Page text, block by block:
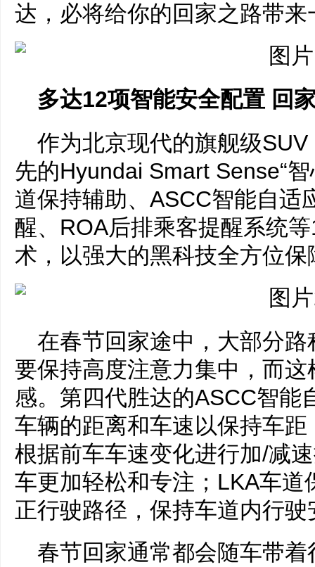
达，必将给你的回家之路带
多达12项智能安全配置 回
作为北京现代的旗舰级
先的Hyundai Smart Sense“
道保持辅助、ASCC智能自适
醒、ROA后排乘客提醒系统
术，以强大的黑科技全方位
在春节回家途中，大部分
要保持高度注意力集中，而
感。第四代胜达的ASCC智能
车辆的距离和车速以保持车
根据前车车速变化进行加/减
车更加轻松和专注；LKA车
正行驶路径，保持车道内行驶
春节回家通常都会随车带